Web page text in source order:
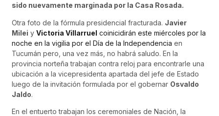
sido nuevamente marginada por la Casa Rosada.
Otra foto de la fórmula presidencial fracturada. Javier
Milei y Victoria Villarruel coinicidirán este miércoles por la
noche en la vigilia por el Día de la Independencia en
Tucumán pero, una vez más, no habrá saludo. En la
provincia norteña trabajan contra reloj para encontrarle una
ubicación a la vicepresidenta apartada del jefe de Estado
luego de la invitación formulada por el gobernar Osvaldo
Jaldo.
En el entuerto trabajan los ceremoniales de Nación, la